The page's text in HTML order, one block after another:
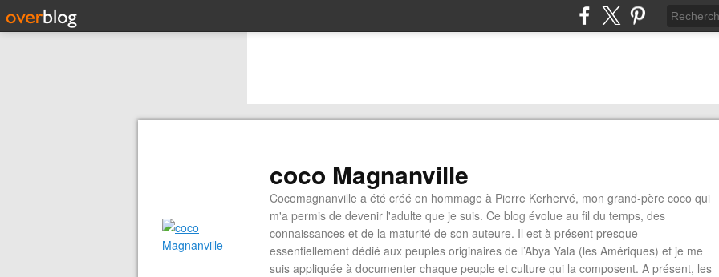
coco Magnanville
Cocomagnanville a été créé en hommage à Pierre Kerhervé, mon grand-père coco qui
m'a permis de devenir l'adulte que je suis. Ce blog évolue au fil du temps, des
connaissances et de la maturité de son auteure. Il est à présent presque
essentiellement dédié aux peuples originaires de l’Abya Yala (les Amériques) et je me
suis appliquée à documenter chaque peuple et culture qui la composent. A présent, les